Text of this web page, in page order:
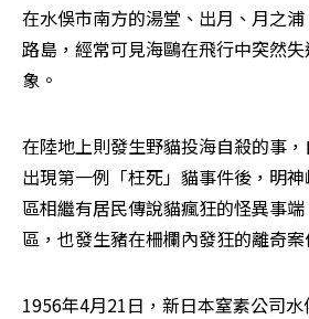
在水俁市南方的湯堂、出月、月之
路島，經常可見海鷗在飛行中突然
象。
在陸地上則發生野貓投海自殺的事
出現第一例「枉死」貓事件後，明
區相繼有居民傳說貓瘋狂的怪異事
區，也發生豬在柵欄內發狂的離奇案
1956年4月21日，新日本窒素公司